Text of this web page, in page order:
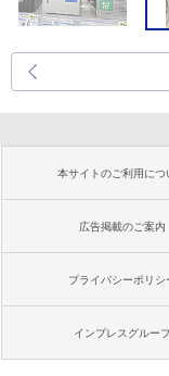
本サイトのご利用につ
広告掲載のご案内
プライバシーポリシ
インプレスグルー